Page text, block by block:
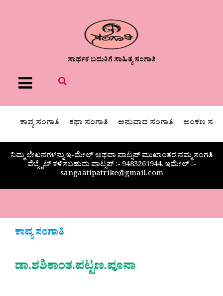
ಸಾರ್ಥಕ ಬದುಕಿಗೆ ಸಾಹಿತ್ಯ ಸಂಗಾತಿ
Menu
ಕಾವ್ಯ ಸಂಗಾತಿ ಕಥಾ ಸಂಗಾತಿ ಅನುವಾದ ಸಂಗಾತಿ ಅಂಕಣ
ನಿಮ್ಮ ಲೇಖನಗಳನ್ನು ಇ-ಮೇಲ್ ಅಥವಾ ವಾಟ್ಸಪ್ ಮುಖಾಂತರ ನಮ್ಮ ಸಂಗತಿ
ವೆಬ್ಸೈಟ್ ಕಳಿಸಬಹುದು ವಾಟ್ಸಪ್‌ :- 9483261944, ಇಮೇಲ್ :-
sangaatipatrike@gmail.com
ಕಾವ್ಯ ಸಂಗಾತಿ
ಡಾ.ಶಶಿಕಾಂತ.ಪಟ್ಟಣ.ಪೂನಾ